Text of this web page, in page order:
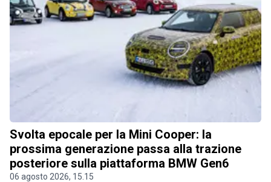
Svolta epocale per la Mini Cooper: la
prossima generazione passa alla trazione
posteriore sulla piattaforma BMW Gen6
06 agosto 2026, 15.15